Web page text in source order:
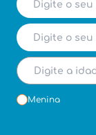
Menina